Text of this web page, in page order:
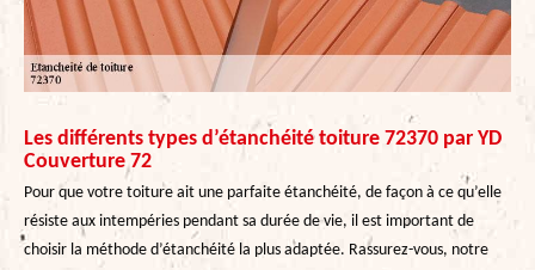
Les différents types d’étanchéité toiture 72370 par YD
Couverture 72
Pour que votre toiture ait une parfaite étanchéité, de façon à ce qu’elle
résiste aux intempéries pendant sa durée de vie, il est important de
choisir la méthode d’étanchéité la plus adaptée. Rassurez-vous, notre